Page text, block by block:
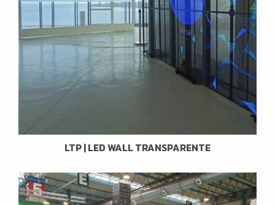
LTP | LED WALL TRANSPARENTE